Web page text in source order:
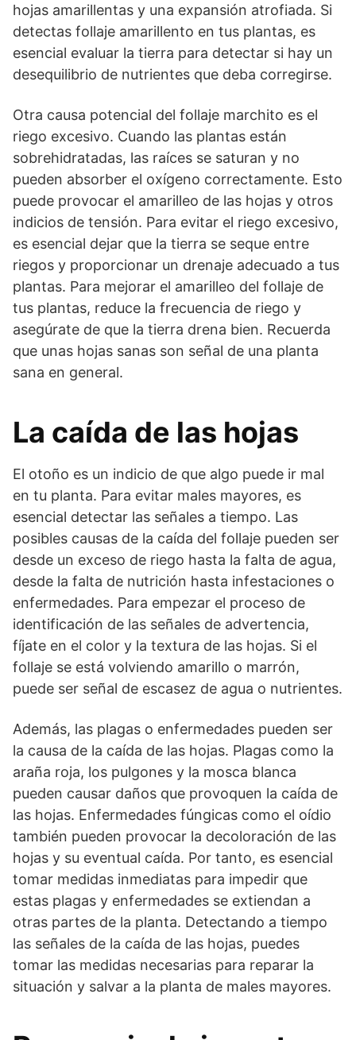
hojas amarillentas y una expansión atrofiada. Si
detectas follaje amarillento en tus plantas, es
esencial evaluar la tierra para detectar si hay un
desequilibrio de nutrientes que deba corregirse.
Otra causa potencial del follaje marchito es el
riego excesivo. Cuando las plantas están
sobrehidratadas, las raíces se saturan y no
pueden absorber el oxígeno correctamente. Esto
puede provocar el amarilleo de las hojas y otros
indicios de tensión. Para evitar el riego excesivo,
es esencial dejar que la tierra se seque entre
riegos y proporcionar un drenaje adecuado a tus
plantas. Para mejorar el amarilleo del follaje de
tus plantas, reduce la frecuencia de riego y
asegúrate de que la tierra drena bien. Recuerda
que unas hojas sanas son señal de una planta
sana en general.
La caída de las hojas
El otoño es un indicio de que algo puede ir mal
en tu planta. Para evitar males mayores, es
esencial detectar las señales a tiempo. Las
posibles causas de la caída del follaje pueden ser
desde un exceso de riego hasta la falta de agua,
desde la falta de nutrición hasta infestaciones o
enfermedades. Para empezar el proceso de
identificación de las señales de advertencia,
fíjate en el color y la textura de las hojas. Si el
follaje se está volviendo amarillo o marrón,
puede ser señal de escasez de agua o nutrientes.
Además, las plagas o enfermedades pueden ser
la causa de la caída de las hojas. Plagas como la
araña roja, los pulgones y la mosca blanca
pueden causar daños que provoquen la caída de
las hojas. Enfermedades fúngicas como el oídio
también pueden provocar la decoloración de las
hojas y su eventual caída. Por tanto, es esencial
tomar medidas inmediatas para impedir que
estas plagas y enfermedades se extiendan a
otras partes de la planta. Detectando a tiempo
las señales de la caída de las hojas, puedes
tomar las medidas necesarias para reparar la
situación y salvar a la planta de males mayores.